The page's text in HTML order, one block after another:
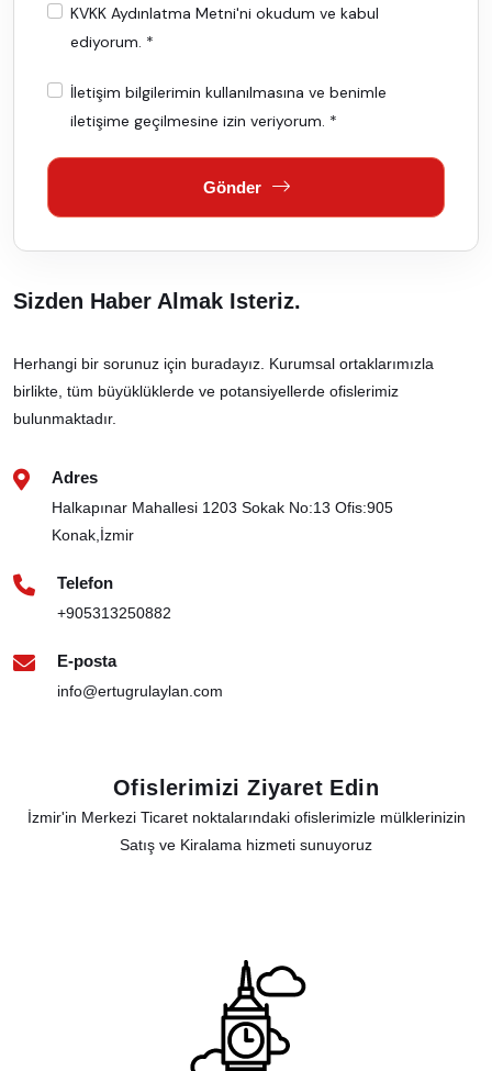
KVKK Aydınlatma Metni'ni okudum ve kabul
ediyorum. *
İletişim bilgilerimin kullanılmasına ve benimle
iletişime geçilmesine izin veriyorum. *
Gönder
Sizden Haber Almak Isteriz.
Herhangi bir sorunuz için buradayız. Kurumsal ortaklarımızla
birlikte, tüm büyüklüklerde ve potansiyellerde ofislerimiz
bulunmaktadır.
Adres
Halkapınar Mahallesi 1203 Sokak No:13 Ofis:905
Konak,İzmir
Telefon
+905313250882
E-posta
info@ertugrulaylan.com
Ofislerimizi Ziyaret Edin
İzmir'in Merkezi Ticaret noktalarındaki ofislerimizle mülklerinizin
Satış ve Kiralama hizmeti sunuyoruz